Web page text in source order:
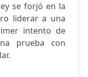
se forjó en la
liderar a una
intento de
prueba con